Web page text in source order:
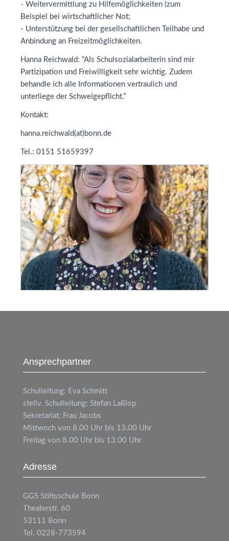
- Weitervermittlung zu Hilfemöglichkeiten (zum
Beispiel bei wirtschaftlicher Not;
- Unterstützung bei der gesellschaftlichen Teilhabe und
Anbindung an Freizeitmöglichkeiten.
Hanna Reichwald: “Als Schulsozialarbeiterin sind mir
Partizipation und Freiwilligkeit sehr wichtig. Zudem
behandle ich alle Informationen vertraulich und
unterliege der Schweigepflicht.”
Kontakt:
hanna.reichwald(at)bonn.de
Tel.: 0151 51659397
Ansprechpartner
Schulleitung: Eva Schmitt
stellv. Schulleitung: Stefan Laßlop
Sekretariat: Frau Jacobs
Mittwoch von 8.00 Uhr bis 13.00 Uhr
Freitag von 8.00 Uhr bis 13.00 Uhr
Adresse
GGS Stiftsschule Bonn
Theaterstr. 60
53111 Bonn
Tel. 0228-773594